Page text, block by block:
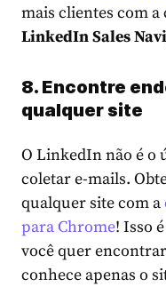
mais clientes com a
LinkedIn Sales
8. Encontre
qualquer site
O LinkedIn não é o
coletar e-mails.
qualquer site com a
para Chrome! Isso
você quer
conhece apenas o